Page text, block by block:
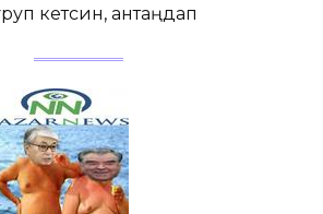
кетсин, антаңдап